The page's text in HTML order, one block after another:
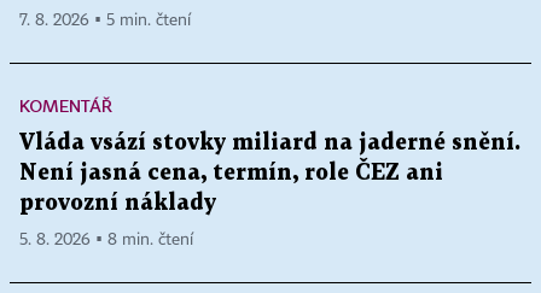
7. 8. 2026 ▪ 5 min. čtení
KOMENTÁŘ
Vláda vsází stovky miliard na jaderné snění.
Není jasná cena, termín, role ČEZ ani
provozní náklady
5. 8. 2026 ▪ 8 min. čtení